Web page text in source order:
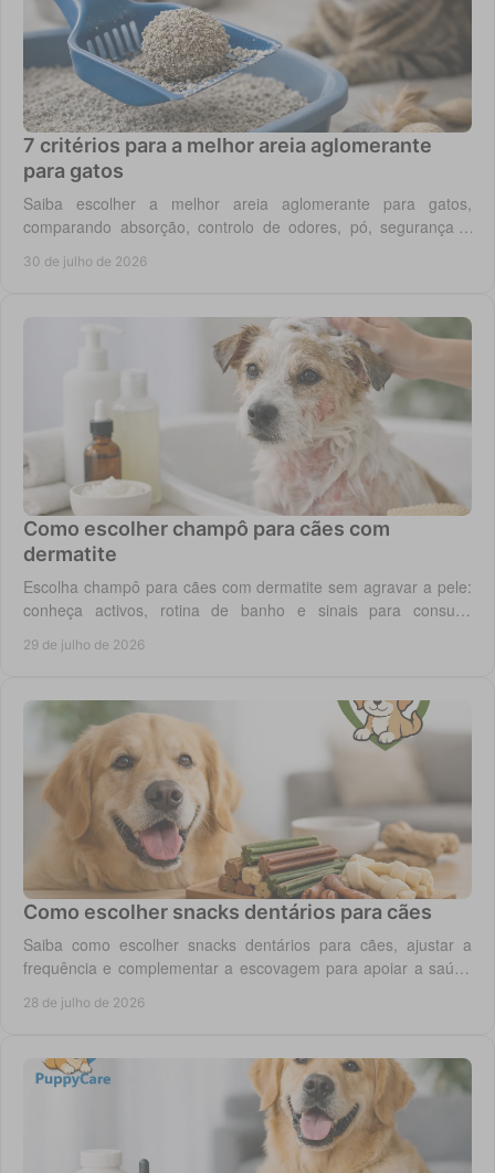
7 critérios para a melhor areia aglomerante
para gatos
Saiba escolher a melhor areia aglomerante para gatos,
comparando absorção, controlo de odores, pó, segurança e
30 de julho de 2026
Como escolher champô para cães com
dermatite
Escolha champô para cães com dermatite sem agravar a pele:
conheça activos, rotina de banho e sinais para consulta
29 de julho de 2026
Como escolher snacks dentários para cães
Saiba como escolher snacks dentários para cães, ajustar a
frequência e complementar a escovagem para apoiar a saúde
28 de julho de 2026